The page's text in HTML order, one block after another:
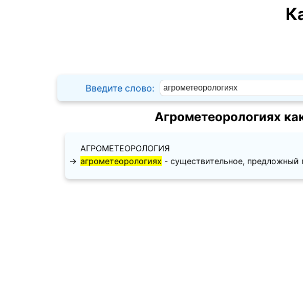
Введите слово:
Агрометеорологиях
АГРОМЕТЕОРОЛОГИЯ
→ агрометеорологиях - существительное, предложный